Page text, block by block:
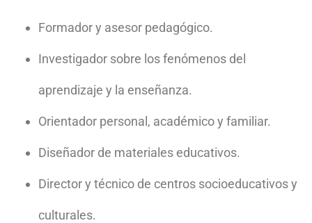
Formador y asesor pedagógico.
Investigador sobre los fenómenos del
aprendizaje y la enseñanza.
Orientador personal, académico y familiar.
Diseñador de materiales educativos.
Director y técnico de centros socioeducativos y
culturales.